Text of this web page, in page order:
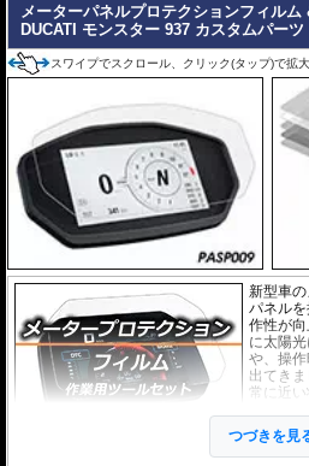
メーターパネルプロテクションフィルム
DUCATI モンスター 937 カスタムパーツ
スワイプでスクロール、クリック(タップ)で拡
新型車
パネル
作性が
に太陽
や、操
出てき
常に近い
このメ
ムは不要
保護しま
つづきを見